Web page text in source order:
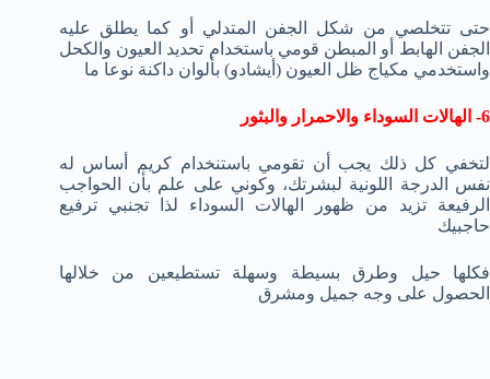
حتى تتخلصي من شكل الجفن المتدلي أو كما يطلق عليه
الجفن الهابط أو المبطن قومي باستخدام تحديد العيون والكحل
واستخدمي مكياج ظل العيون (أيشادو) بألوان داكنة نوعا ما
6- الهالات السوداء والاحمرار والبثور
لتخفي كل ذلك يجب أن تقومي باستنخدام كريم أساس له
نفس الدرجة اللونية لبشرتك، وكوني على علم بأن الحواجب
الرفيعة تزيد من ظهور الهالات السوداء لذا تجنبي ترفيع
حاجبيك
فكلها حيل وطرق بسيطة وسهلة تستطيعين من خلالها
الحصول على وجه جميل ومشرق